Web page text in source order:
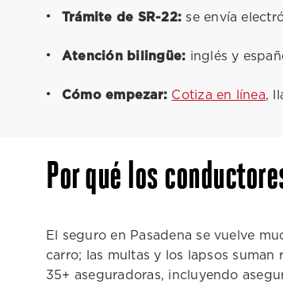
Trámite de SR-22: se envía
Atención bilingüe: inglés y
Cómo empezar: Cotiza en línea,
Por qué los
El seguro en Pasadena se vuelve
carro; las multas y los lapsos
35+ aseguradoras, incluyendo